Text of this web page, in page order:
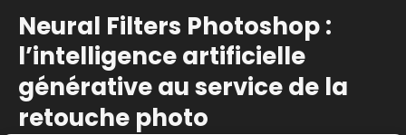
Neural Filters Photoshop :
l’intelligence artificielle
générative au service de la
retouche photo